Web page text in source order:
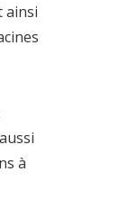
ainsi
à